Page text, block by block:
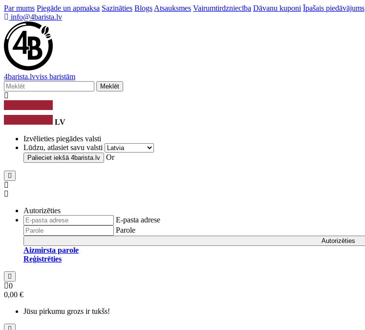
Par mums Piegāde un apmaksa Sazināties Blogs Atsauksmes Vairumtirdzniecība Dāvanu kuponi Īpašais piedāvājums
info@4barista.lv
4barista.lvviss baristām
Meklēt
LV
Izvēlieties piegādes valsti
Lūdzu, atlasiet savu valsti
Palieciet iekšā 4barista.lv Or
Autorizēties
E-pasta adrese
Parole
Autorizēties
Aizmirsta parole
Reģistrēties
0
0,00 €
Jūsu pirkumu grozs ir tukšs!